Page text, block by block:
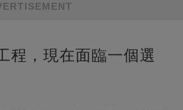
程，現在面臨一個選